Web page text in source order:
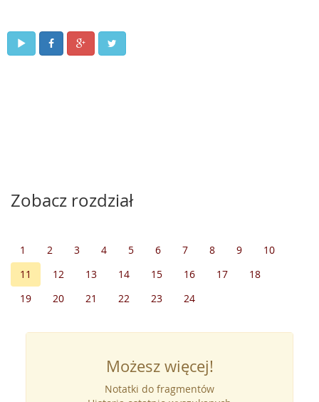
Zobacz rozdział
1 2 3 4 5 6 7 8 9
10
11
12 13 14 15 16 17
18
19
20 21 22 23 24
Możesz więcej!
Notatki do fragmentów